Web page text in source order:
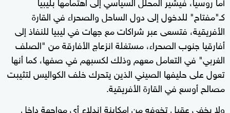
كـ"مفتاح" للدخول إلى دول الساحل والصحراء في القارة
الأفريقية، فتسعى عبر شراكات مع جهات في ليبيا للنفاذ إلى
أفارقيا جنوب الصحراء، مستغلة انزعاج الأفارقة من "الصلف
الغربي" في التعامل معهم وذلك لكسبهم في صفها، كما أنها
تعول على حليفها الصيني الذين يتحرك خلف الكواليس لتثيبت
مصالح أوسع في القارة الأفريقية.
ولا يخفي عقيل تخوفه من إمكاينة اندلاع أي مواجهة داخل